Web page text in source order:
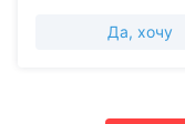
Да, хочу